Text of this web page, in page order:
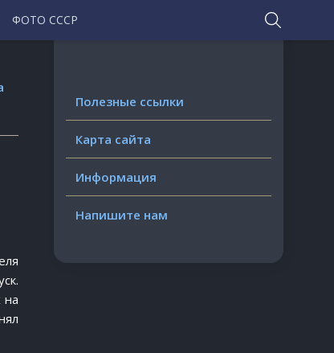
ФОТО СССР
на
Полезные ссылки
Карта сайта
Информация
Напишите нам